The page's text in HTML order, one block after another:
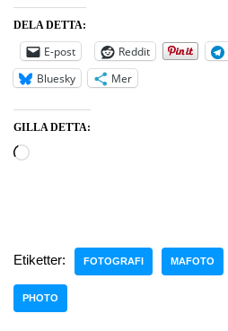
DELA DETTA:
E-post Reddit
Bluesky
Mer
GILLA DETTA:
Etiketter: FOTOGRAFI MAFOTO
PHOTO